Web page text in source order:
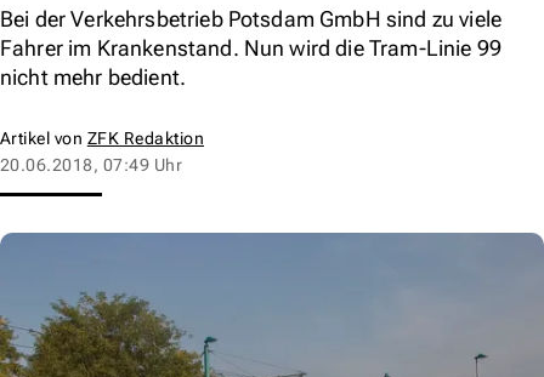
Bei der Verkehrsbetrieb Potsdam GmbH sind zu viele
Fahrer im Krankenstand. Nun wird die Tram-Linie 99
nicht mehr bedient.
Artikel von ZFK Redaktion
20.06.2018, 07:49 Uhr